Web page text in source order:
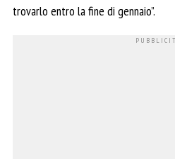
trovarlo entro la fine di gennaio”.